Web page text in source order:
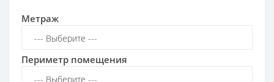
Метраж
Периметр помещения